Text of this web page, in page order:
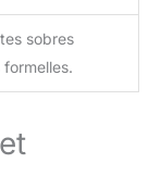
sobres